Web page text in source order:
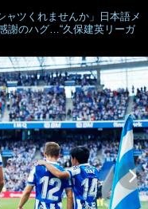
ャツくれませんか」日本語メ
謝のハグ…“久保建英リーガ